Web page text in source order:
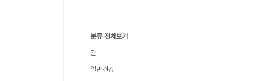
분류 전체보기
간
일반건강